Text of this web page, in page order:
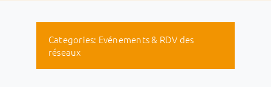
Categories: Evénements & RDV des
réseaux